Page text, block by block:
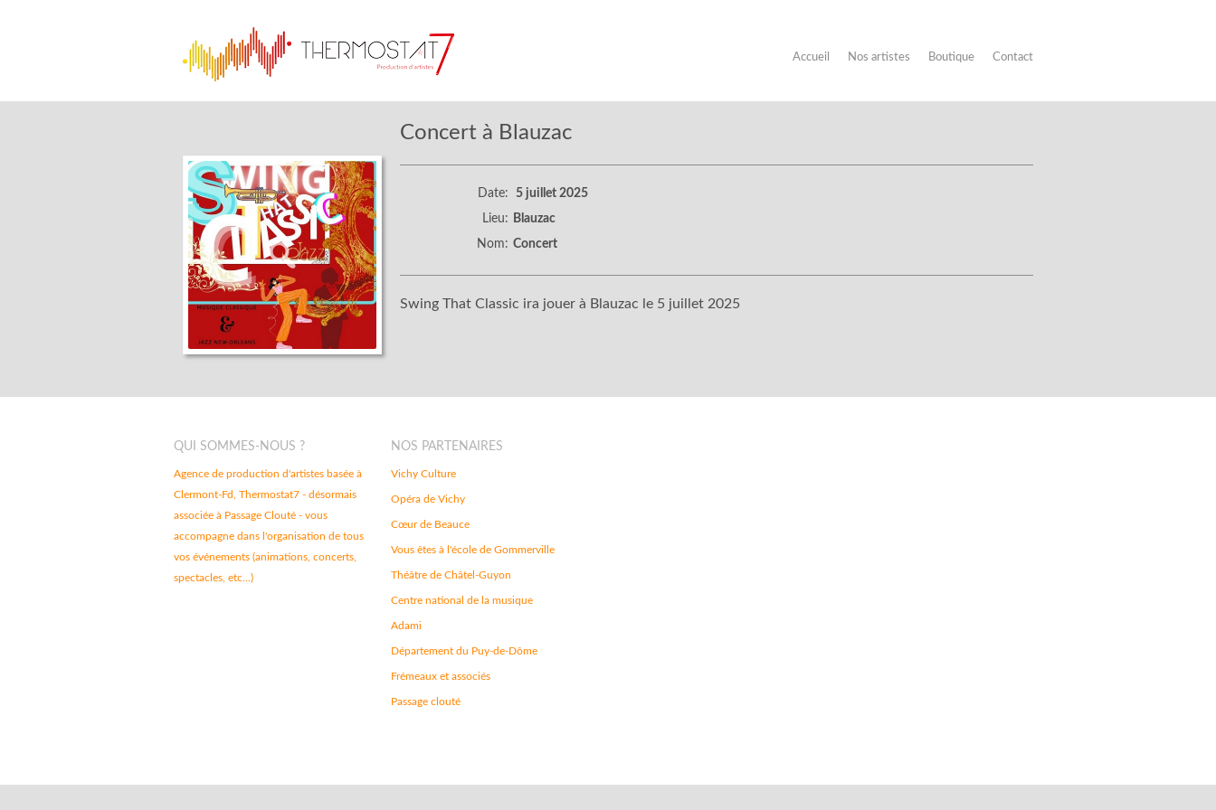
Accueil Nos artistes Boutique Contact
Concert à Blauzac
Date:
5 juillet 2025
Lieu:
Blauzac
Nom: Concert
Swing That Classic ira jouer à Blauzac le 5 juillet 2025
QUI SOMMES-NOUS ?
Agence de production d'artistes basée à
Clermont-Fd, Thermostat7 - désormais
associée à Passage Clouté - vous
accompagne dans l'organisation de tous
vos événements (animations, concerts,
spectacles, etc...)
NOS PARTENAIRES
Vichy Culture
Opéra de Vichy
Cœur de Beauce
Vous êtes à l'école de Gommerville
Théâtre de Châtel-Guyon
Centre national de la musique
Adami
Département du Puy-de-Dôme
Frémeaux et associés
Passage clouté